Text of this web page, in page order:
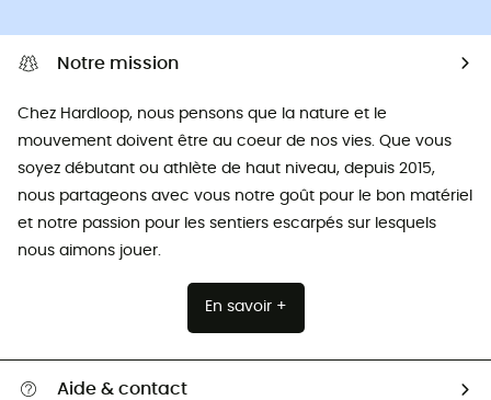
Notre mission
Chez Hardloop, nous pensons que la nature et le
mouvement doivent être au coeur de nos vies. Que vous
soyez débutant ou athlète de haut niveau, depuis 2015,
nous partageons avec vous notre goût pour le bon matériel
et notre passion pour les sentiers escarpés sur lesquels
nous aimons jouer.
En savoir +
Aide & contact